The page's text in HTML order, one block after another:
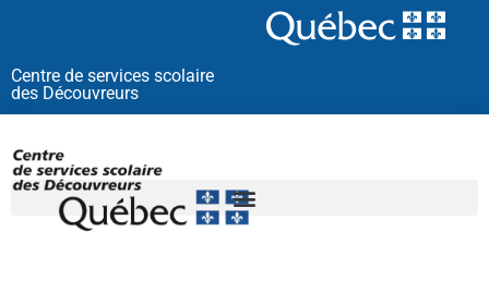
Centre de services scolaire
des Découvreurs